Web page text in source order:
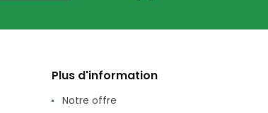
Plus d'information
Notre offre